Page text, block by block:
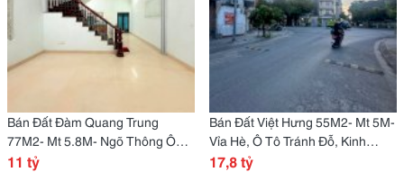
Bán Đất Đàm Quang Trung
77M2- Mt 5.8M- Ngõ Thông Ô
Tô, Vị Trí Đẹp- Nhỉnh 11 Tỷ
11 tỷ
Bán Đất Việt Hưng 55M2- Mt 5M-
Vỉa Hè, Ô Tô Tránh Đỗ, Kinh
Doanh- 17.8 Tỷ
17,8 tỷ